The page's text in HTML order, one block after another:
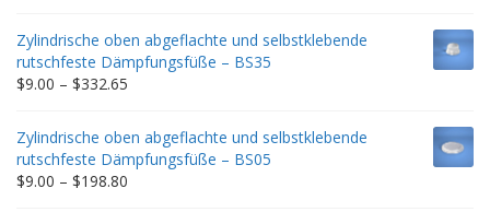
$9.00
through
$212.34
Zylindrische oben abgeflachte und selbstklebende
rutschfeste Dämpfungsfüße – BS35
$9.00 – $332.65
$9.00
through
$332.65
Zylindrische oben abgeflachte und selbstklebende
rutschfeste Dämpfungsfüße – BS05
$9.00 – $198.80